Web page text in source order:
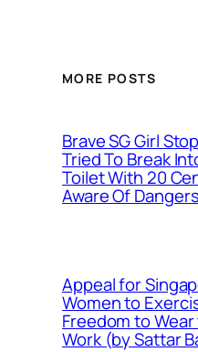
MORE POSTS
Brave SG Girl
Tried To Break
Toilet With 20
Aware Of
Appeal for
Women to
Freedom to
Work (by Sattar